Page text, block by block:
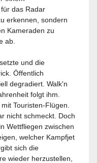
das Radar
erkennen, sondern
Kameraden zu
ab.
und die
Öffentlich
degradiert. Walk'n
folgt ihm.
Touristen-Flügen.
nicht schmeckt. Doch
Wettfliegen zwischen
welcher Kampfjet
sich die
wieder herzustellen,